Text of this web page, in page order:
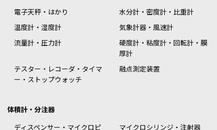
電子天秤・はかり
水分計・密度計・比重計
温度計・湿度計
気象計器・風速計
流量計・圧力計
硬度計・粘度計・回転計・膜
厚計
テスター・レコーダ・タイマ
ー・ストップウォッチ
融点測定装置
体積計・分注器
ディスペンサー・マイクロピ
マイクロシリンジ・注射器